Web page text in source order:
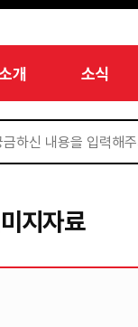
개 소식
지자료